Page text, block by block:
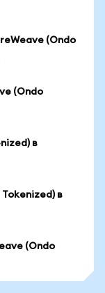
(Ondo
(Ondo
в
в
(Ondo